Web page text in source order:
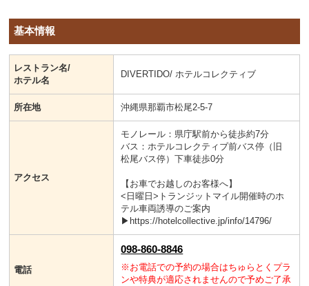
基本情報
レストラン名/
ホテル名
DIVERTIDO/ ホテルコレクティブ
所在地 沖縄県那覇市松尾2-5-7
アクセス
モノレール：県庁駅前から徒歩約7分
バス：ホテルコレクティブ前バス停（旧
松尾バス停）下車徒歩0分
【お車でお越しのお客様へ】
<日曜日>トランジットマイル開催時のホ
テル車両誘導のご案内
▶https://hotelcollective.jp/info/14796/
電話
098-860-8846
※お電話での予約の場合はちゅらとくプラ
ンや特典が適応されませんので予めご了承